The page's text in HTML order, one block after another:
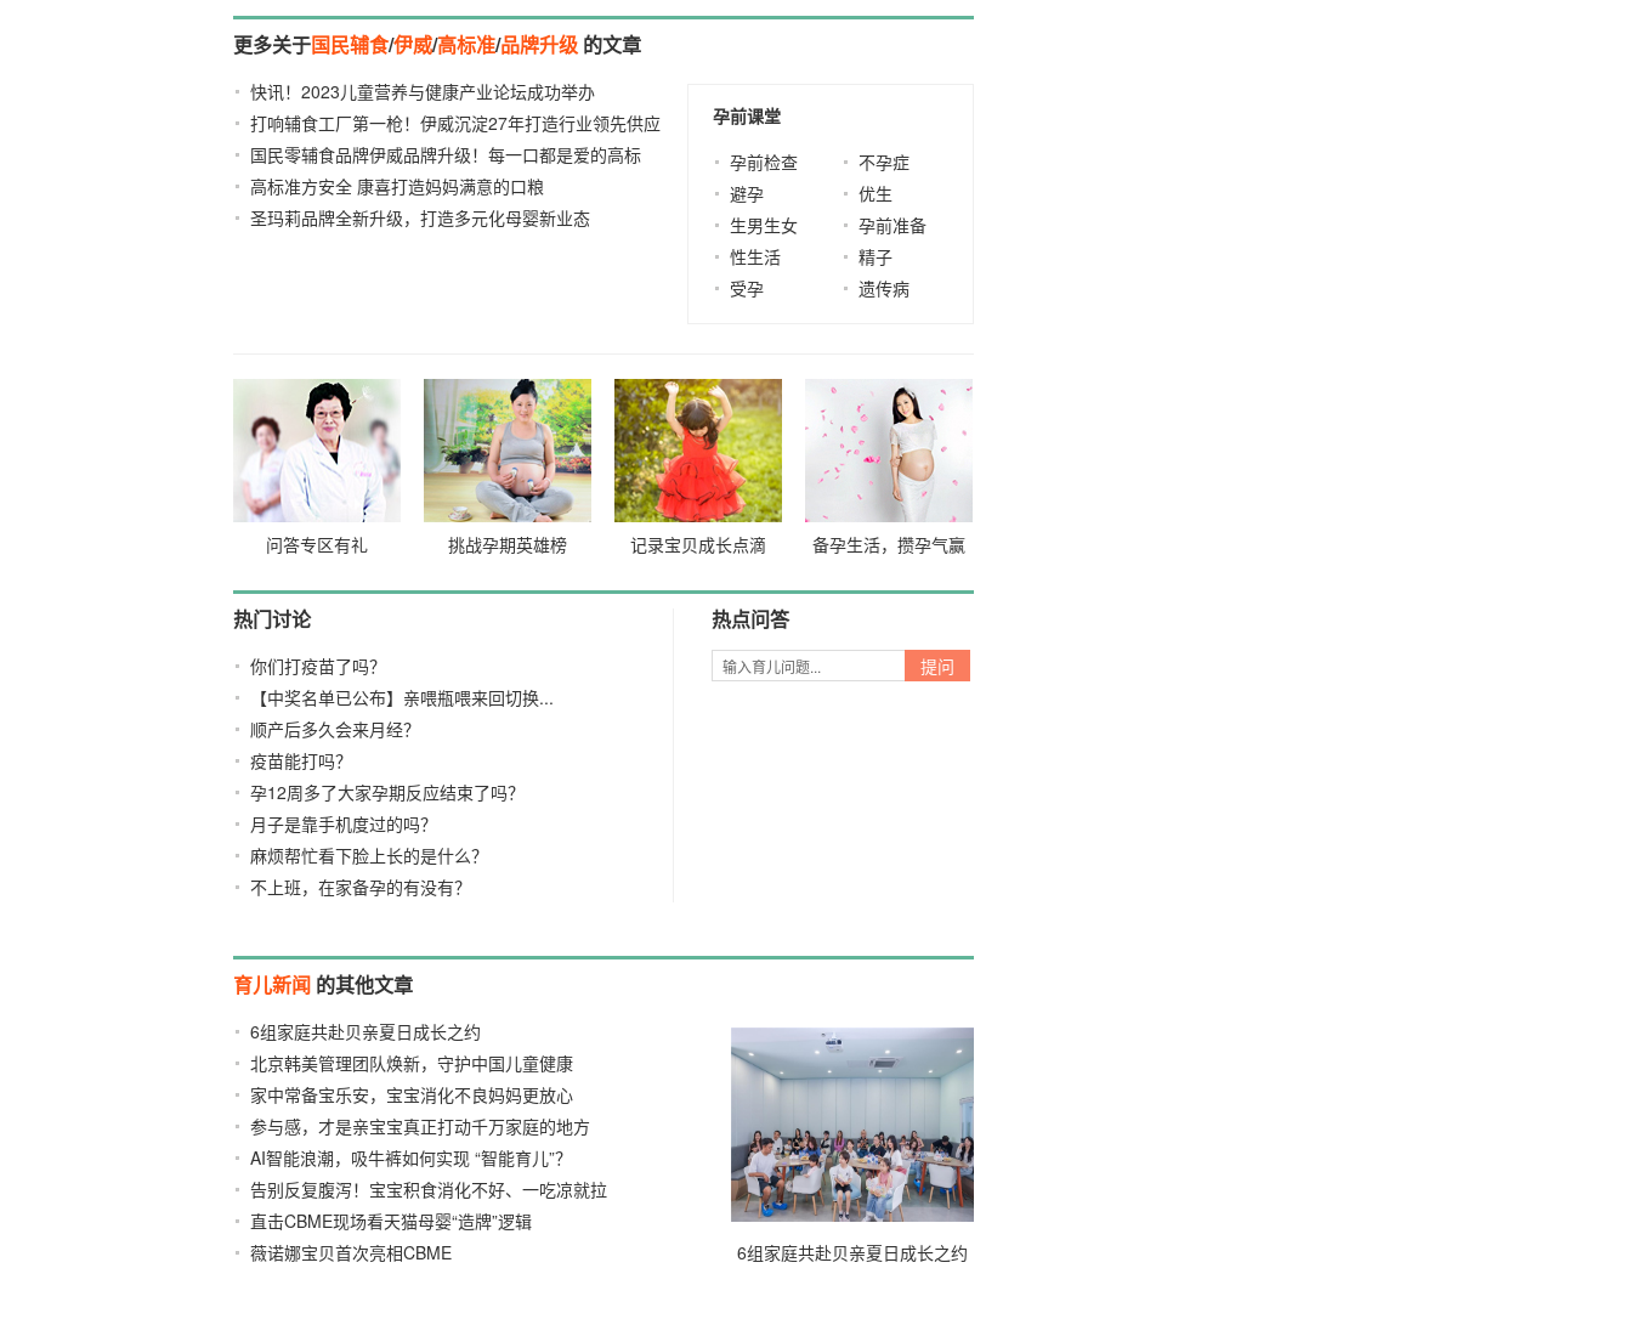
更多关于国民辅食/伊威/高标准/品牌升级 的文章
快讯！2023儿童营养与健康产业论坛成功举办
04
打响辅食工厂第一枪！伊威沉淀27年打造行业领先供应
链
2023-04-07
国民零辅食品牌伊威品牌升级！每一口都是爱的高标
准！
2021-11-30
高标准方安全 康喜打造妈妈满意的口粮
圣玛莉品牌全新升级，打造多元化母婴新业态
孕前课堂
孕前检查
不孕症
避孕
优生
生男生女
孕前准备
性生活
精子
受孕
遗传病
问答专区有礼 挑战孕期英雄榜 记录宝贝成长点滴
备孕生活，攒孕气赢
好礼
热门讨论
你们打疫苗了吗？
【中奖名单已公布】亲喂瓶喂来回切换...
顺产后多久会来月经？
疫苗能打吗？
孕12周多了大家孕期反应结束了吗？
月子是靠手机度过的吗？
麻烦帮忙看下脸上长的是什么？
不上班，在家备孕的有没有？
热点问答
育儿新闻 的其他文章
6组家庭共赴贝亲夏日成长之约
北京韩美管理团队焕新，守护中国儿童健康
家中常备宝乐安，宝宝消化不良妈妈更放心
参与感，才是亲宝宝真正打动千万家庭的地方
2026/07/30
AI智能浪潮，吸牛裤如何实现 “智能育儿”？
告别反复腹泻！宝宝积食消化不好、一吃凉就拉
2026/07/29
直击CBME现场看天猫母婴“造牌”逻辑
薇诺娜宝贝首次亮相CBME 6组家庭共赴贝亲夏日成长之约